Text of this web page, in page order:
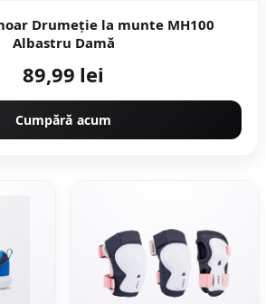
Drumeție la munte MH100
Albastru Damă
89,99 lei
Cumpără acum